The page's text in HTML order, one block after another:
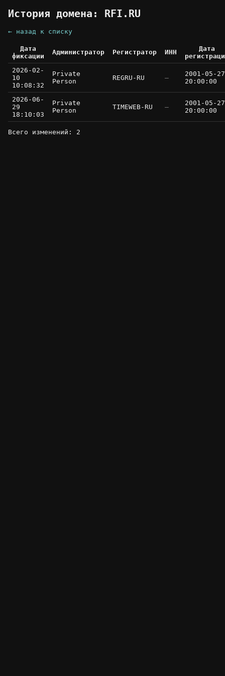
История домена: RFI.RU
← назад к списку
Дата
фиксации
Администратор Регистратор ИНН
Дата
2026-02-
10
10:08:32
Private
Person
REGRU-RU —
2001-05-27
20:00:00
2026-06-
29
18:10:03
Private
Person
TIMEWEB-RU —
2001-05-27
20:00:00
Всего изменений: 2